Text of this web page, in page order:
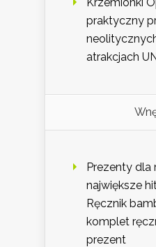
praktyczny
atrakcjach
Prezenty dla
największe
Ręcznik
komplet
prezent